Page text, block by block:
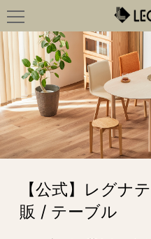
【公式】レグナ
販 / テーブル